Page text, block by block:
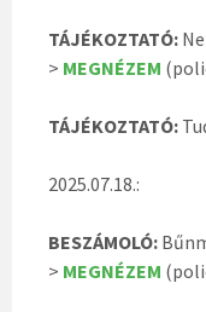
TÁJÉKOZTATÓ:
> MEGNÉZEM
TÁJÉKOZTATÓ:
2025.07.18.:
BESZÁMOLÓ:
> MEGNÉZEM